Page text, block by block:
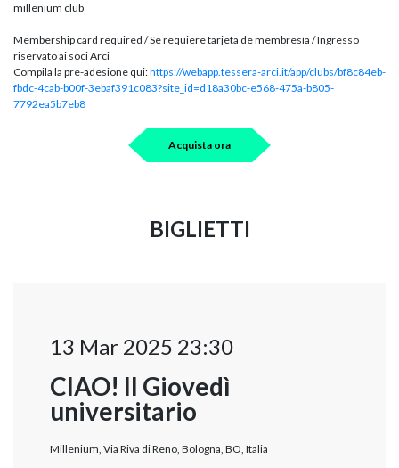
millenium club
Membership card required / Se requiere tarjeta de membresía / Ingresso
riservato ai soci Arci
Compila la pre-adesione qui:https://webapp.tessera-arci.it/app/clubs/bf8c84eb-
fbdc-4cab-b00f-3ebaf391c083?site_id=d18a30bc-e568-475a-b805-
7792ea5b7eb8
Acquista ora
BIGLIETTI
13 Mar 2025 23:30
CIAO! Il Giovedì
universitario
Millenium, Via Riva di Reno, Bologna, BO, Italia